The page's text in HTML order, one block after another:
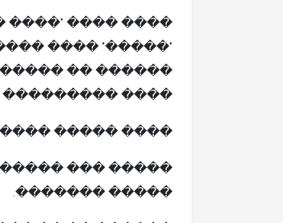
���� ��� �����
��� ��������
���� ������ ��
����� ������.
��� ����.
���� �� ���� ��
����� �������.